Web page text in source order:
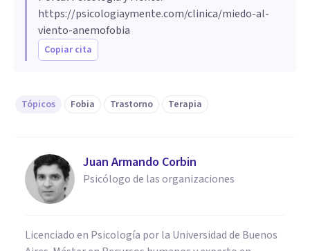
https://psicologiaymente.com/clinica/miedo-al-
viento-anemofobia
Copiar cita
Tópicos Fobia Trastorno Terapia
Juan Armando Corbin
Psicólogo de las organizaciones
Licenciado en Psicología por la Universidad de Buenos